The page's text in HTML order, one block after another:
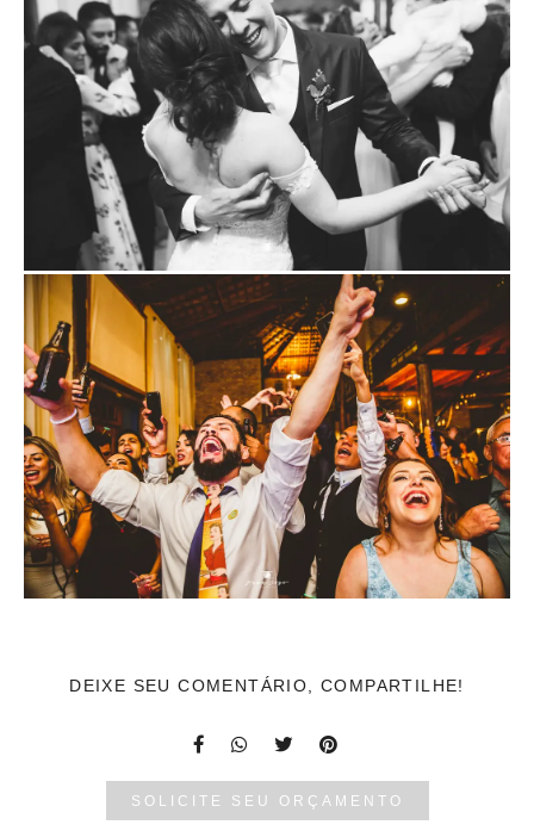
DEIXE SEU COMENTÁRIO, COMPARTILHE!
SOLICITE SEU ORÇAMENTO